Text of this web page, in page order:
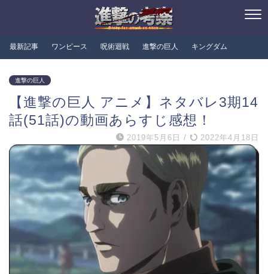
最新記事 ワンピース 呪術迴戦 進撃の巨人 キングダム
進撃の巨人
【進撃の巨人 アニメ】ネタバレ3期14
話(51話)の動画あらすじ感想！
2019年5月6日 / 2022年4月18日